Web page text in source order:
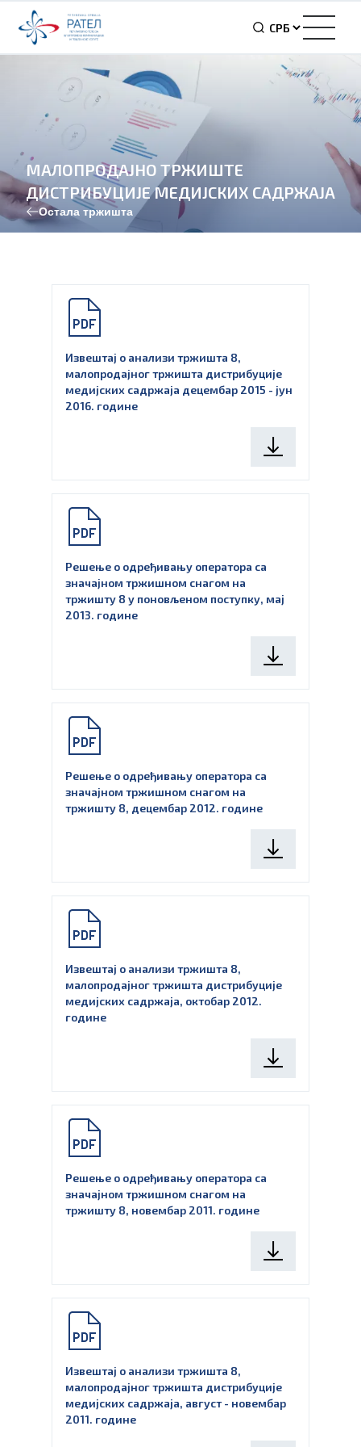
МАЛОПРОДАЈНО ТРЖИШТЕ
ДИСТРИБУЦИЈЕ МЕДИЈСКИХ САДРЖАЈА
Остала тржишта
Извештај о анализи тржишта 8,
малопродајног тржишта дистрибуције
медијских садржаја децембар 2015 - јун
2016. године
Решење о одређивању оператора са
значајном тржишном снагом на
тржишту 8 у поновљеном поступку, мај
2013. године
Решење о одређивању оператора са
значајном тржишном снагом на
тржишту 8, децембар 2012. године
Извештај о анализи тржишта 8,
малопродајног тржишта дистрибуције
медијских садржаја, октобар 2012.
године
Решење о одређивању оператора са
значајном тржишном снагом на
тржишту 8, новембар 2011. године
Извештај о анализи тржишта 8,
малопродајног тржишта дистрибуције
медијских садржаја, август - новембар
2011. године